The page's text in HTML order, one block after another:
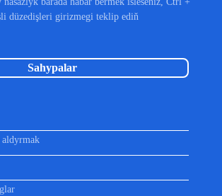
düzedişleri girizmegi teklip ediň
Sahypalar